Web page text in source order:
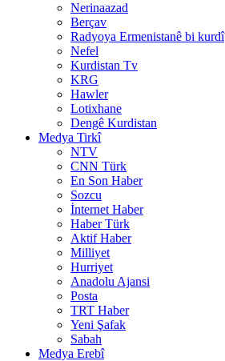
Nerinaazad
Berçav
Radyoya Ermenistanê bi kurdî
Nefel
Kurdistan Tv
KRG
Hawler
Lotixhane
Dengê Kurdistan
Medya Tirkî
NTV
CNN Türk
En Son Haber
Sozcu
İnternet Haber
Haber Türk
Aktif Haber
Milliyet
Hurriyet
Anadolu Ajansi
Posta
TRT Haber
Yeni Şafak
Sabah
Medya Erebî